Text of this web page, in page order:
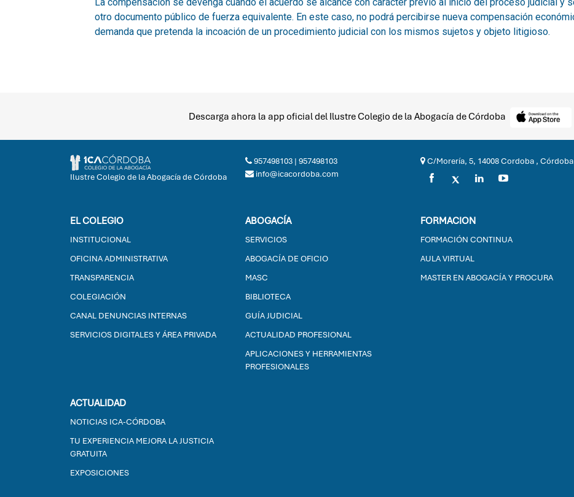
Descarga ahora la app oficial del Ilustre Colegio de la Abogacía de Córdoba
Ilustre Colegio de la Abogacía de Córdoba
957498103 | 957498103
info@icacordoba.com
C/Morería, 5, 14008 Cordoba , Córdoba
EL COLEGIO
INSTITUCIONAL
OFICINA ADMINISTRATIVA
TRANSPARENCIA
COLEGIACIÓN
CANAL DENUNCIAS INTERNAS
SERVICIOS DIGITALES Y ÁREA PRIVADA
ABOGACÍA
SERVICIOS
ABOGACÍA DE OFICIO
MASC
BIBLIOTECA
GUÍA JUDICIAL
ACTUALIDAD PROFESIONAL
APLICACIONES Y HERRAMIENTAS
PROFESIONALES
FORMACION
FORMACIÓN CONTINUA
AULA VIRTUAL
MASTER EN ABOGACÍA Y PROCURA
ACTUALIDAD
NOTICIAS ICA-CÓRDOBA
TU EXPERIENCIA MEJORA LA JUSTICIA
GRATUITA
EXPOSICIONES